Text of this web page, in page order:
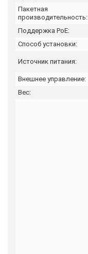
Пакетная
производительность:
Поддержка PoE:
Способ установки:
Источник питания:
Внешнее управление:
Вес: